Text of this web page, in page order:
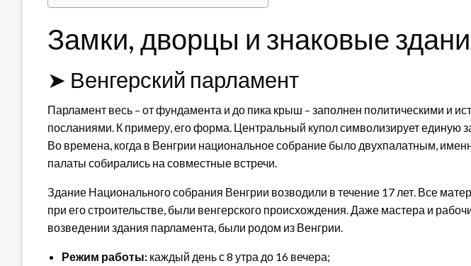
Замки, дворцы и знаковые
➤ Венгерский парламент
Парламент весь – от фундамента и до пика крыш – заполнен политическими и
посланиями. К примеру, его форма. Центральный купол символизирует единую
Во времена, когда в Венгрии национальное собрание было двухпалатным,
палаты собирались на совместные встречи.
Здание Национального собрания Венгрии возводили в течение 17 лет. Все
при его строительстве, были венгерского происхождения. Даже мастера и
возведении здания парламента, были родом из Венгрии.
Режим работы: каждый день с 8 утра до 16 вечера;